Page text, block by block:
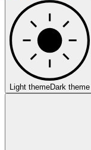
Light themeDark theme